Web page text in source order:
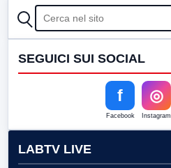
CERCA
SEGUICI SUI SOCIAL
f
Facebook
◎
Instagram
LABTV LIVE